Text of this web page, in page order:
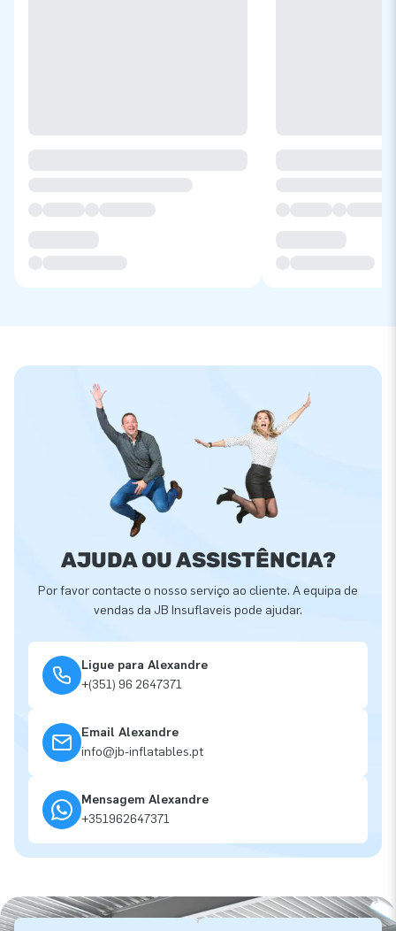
AJUDA OU ASSISTÊNCIA?
Por favor contacte o nosso serviço ao cliente. A equipa de
vendas da JB Insuflaveis pode ajudar.
Ligue para Alexandre
+(351) 96 2647371
Email Alexandre
info@jb-inflatables.pt
Mensagem Alexandre
+351962647371